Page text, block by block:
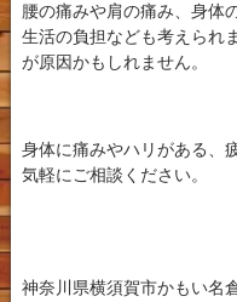
腰の痛みや肩の痛み、身体
生活の負担なども考えられ
が原因かもしれません。
身体に痛みやハリがある、
気軽にご相談ください。
神奈川県横須賀市かも